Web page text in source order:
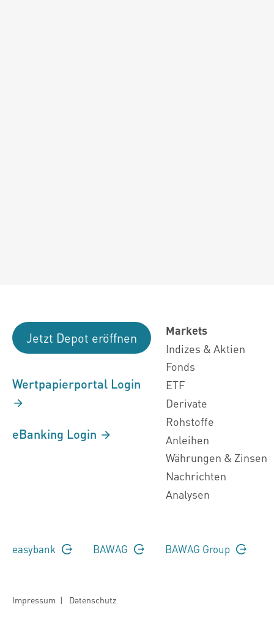
Jetzt Depot eröffnen
Wertpapierportal Login
eBanking Login
Markets
Indizes & Aktien
Fonds
ETF
Derivate
Rohstoffe
Anleihen
Währungen & Zinsen
Nachrichten
Analysen
easybank BAWAG BAWAG Group
Impressum | Datenschutz